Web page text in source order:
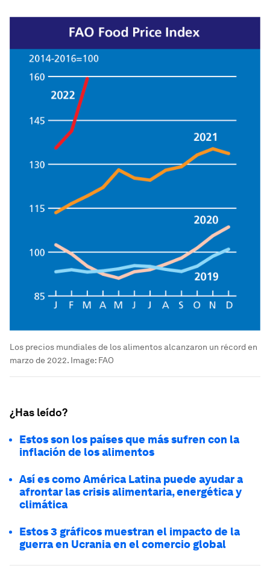
Los precios mundiales de los alimentos alcanzaron un récord en
marzo de 2022. Image: FAO
¿Has leído?
Estos son los países que más sufren con la
inflación de los alimentos
Así es como América Latina puede ayudar a
afrontar las crisis alimentaria, energética y
climática
Estos 3 gráficos muestran el impacto de la
guerra en Ucrania en el comercio global